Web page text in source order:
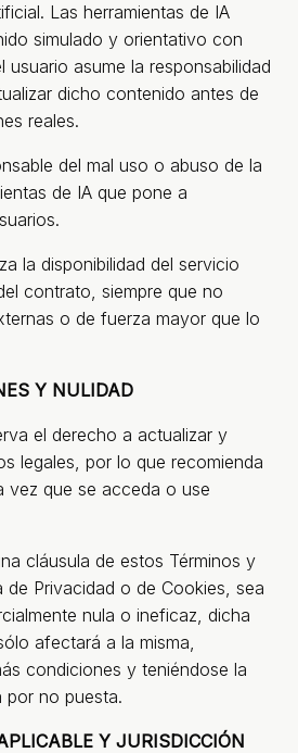
Las herramientas de IA
simulado y orientativo con
asume la responsabilidad
dicho contenido antes de
reales.
del mal uso o abuso de la
de IA que pone a
la disponibilidad del servicio
contrato, siempre que no
o de fuerza mayor que lo
Y NULIDAD
el derecho a actualizar y
legales, por lo que recomienda
vez que se acceda o use
cláusula de estos Términos y
de Privacidad o de Cookies, sea
nula o ineficaz, dicha
afectará a la misma,
condiciones y teniéndose la
por no puesta.
Y JURISDICCIÓN